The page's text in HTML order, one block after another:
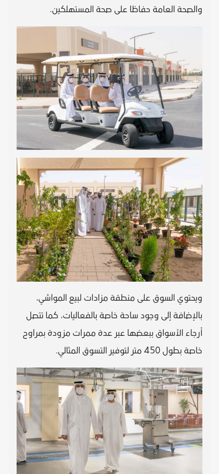
والصحة العامة حفاظا على صحة المستهلكين.
ويحتوي السوق على منطقة مزادات لبيع المواشي،
بالإضافة إلى وجود ساحة خاصة بالفعاليات، كما تتصل
أرجاء الأسواق ببعضها عبر عدة ممرات مزودة بمراوح
خاصة بطول 450 متر لتوفير التسوق المثالي.